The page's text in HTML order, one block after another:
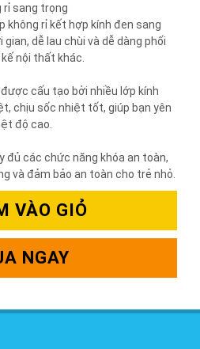
rỉ sang trọng
không rỉ kết hợp kính đen sang
dễ lau chùi và dễ dàng phối
nội thất khác.
cấu tạo bởi nhiều lớp kính
chịu sốc nhiệt tốt, giúp bạn yên
độ cao.
đủ các chức năng khóa an toàn,
và đảm bảo an toàn cho trẻ nhỏ.
VÀO GIỎ
NGAY